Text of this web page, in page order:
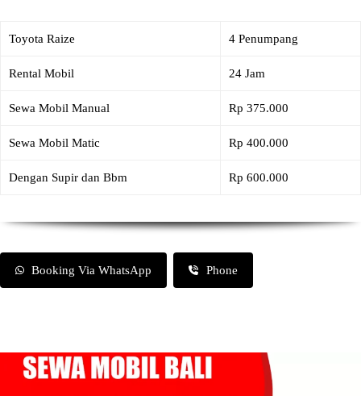
Toyota Raize 4 Penumpang
Rental Mobil 24 Jam
Sewa Mobil Manual Rp 375.000
Sewa Mobil Matic Rp 400.000
Dengan Supir dan Bbm Rp 600.000
Booking Via WhatsApp Phone